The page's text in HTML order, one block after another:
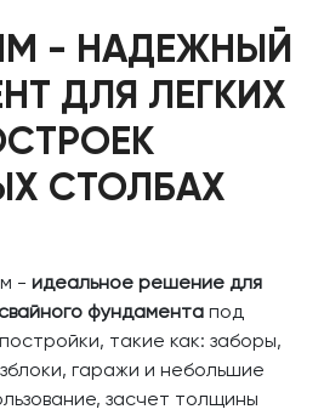
- НАДЕЖНЫЙ
ДЛЯ ЛЕГКИХ
СТОЛБАХ
- идеальное решение для
фундамента под
такие как: заборы,
гаражи и небольшие
засчет толщины